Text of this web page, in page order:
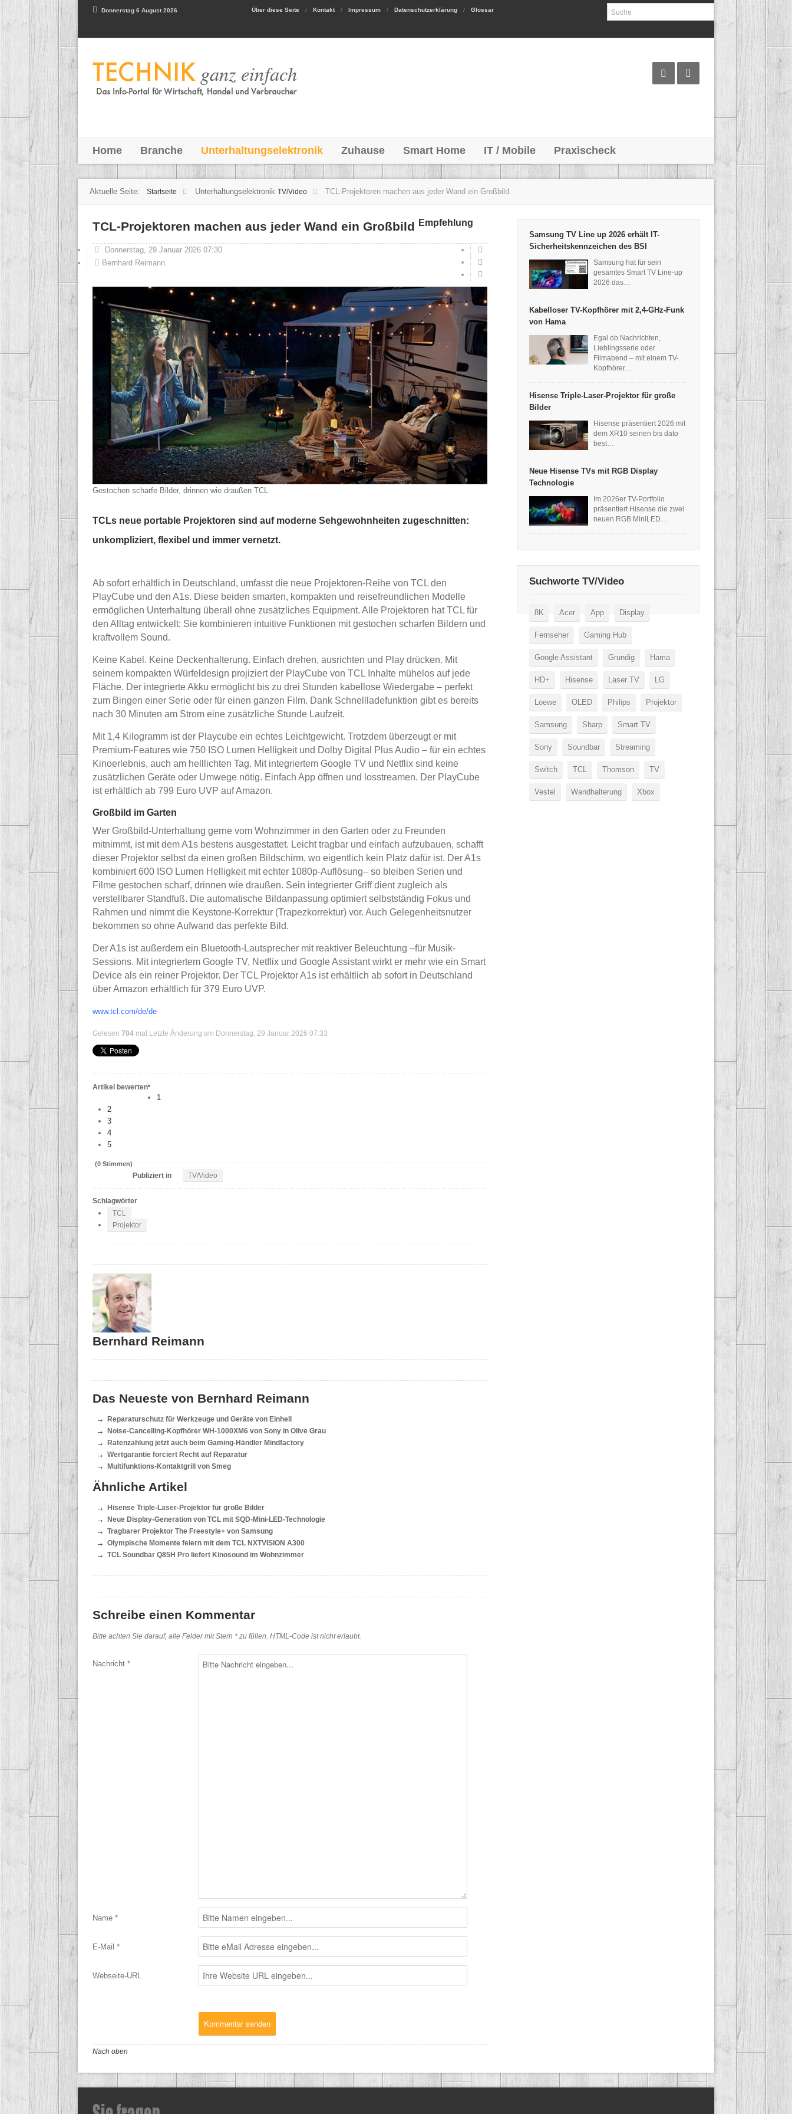
Donnerstag 6 August 2026 Über diese Seite Kontakt Impressum Datenschutzerklärung Glossar
Home Branche Unterhaltungselektronik Zuhause Smart Home IT / Mobile Praxischeck
Aktuelle Seite: Startseite Unterhaltungselektronik TV/Video TCL-Projektoren machen aus jeder Wand ein Großbild
TCL-Projektoren machen aus jeder Wand ein Großbild Empfehlung
Donnerstag, 29 Januar 2026 07:30
Bernhard Reimann
Gestochen scharfe Bilder, drinnen wie draußen TCL
TCLs neue portable Projektoren sind auf moderne Sehgewohnheiten zugeschnitten:
unkompliziert, flexibel und immer vernetzt.
Ab sofort erhältlich in Deutschland, umfasst die neue Projektoren-Reihe von TCL den
PlayCube und den A1s. Diese beiden smarten, kompakten und reisefreundlichen Modelle
ermöglichen Unterhaltung überall ohne zusätzliches Equipment. Alle Projektoren hat TCL für
den Alltag entwickelt: Sie kombinieren intuitive Funktionen mit gestochen scharfen Bildern und
kraftvollem Sound.
Keine Kabel. Keine Deckenhalterung. Einfach drehen, ausrichten und Play drücken. Mit
seinem kompakten Würfeldesign projiziert der PlayCube von TCL Inhalte mühelos auf jede
Fläche. Der integrierte Akku ermöglicht bis zu drei Stunden kabellose Wiedergabe – perfekt
zum Bingen einer Serie oder für einen ganzen Film. Dank Schnellladefunktion gibt es bereits
nach 30 Minuten am Strom eine zusätzliche Stunde Laufzeit.
Mit 1,4 Kilogramm ist der Playcube ein echtes Leichtgewicht. Trotzdem überzeugt er mit
Premium-Features wie 750 ISO Lumen Helligkeit und Dolby Digital Plus Audio – für ein echtes
Kinoerlebnis, auch am helllichten Tag. Mit integriertem Google TV und Netflix sind keine
zusätzlichen Geräte oder Umwege nötig. Einfach App öffnen und losstreamen. Der PlayCube
ist erhältlich ab 799 Euro UVP auf Amazon.
Großbild im Garten
Wer Großbild-Unterhaltung gerne vom Wohnzimmer in den Garten oder zu Freunden
mitnimmt, ist mit dem A1s bestens ausgestattet. Leicht tragbar und einfach aufzubauen, schafft
dieser Projektor selbst da einen großen Bildschirm, wo eigentlich kein Platz dafür ist. Der A1s
kombiniert 600 ISO Lumen Helligkeit mit echter 1080p-Auflösung– so bleiben Serien und
Filme gestochen scharf, drinnen wie draußen. Sein integrierter Griff dient zugleich als
verstellbarer Standfuß. Die automatische Bildanpassung optimiert selbstständig Fokus und
Rahmen und nimmt die Keystone-Korrektur (Trapezkorrektur) vor. Auch Gelegenheitsnutzer
bekommen so ohne Aufwand das perfekte Bild.
Der A1s ist außerdem ein Bluetooth-Lautsprecher mit reaktiver Beleuchtung –für Musik-
Sessions. Mit integriertem Google TV, Netflix und Google Assistant wirkt er mehr wie ein Smart
Device als ein reiner Projektor. Der TCL Projektor A1s ist erhältlich ab sofort in Deutschland
über Amazon erhältlich für 379 Euro UVP.
www.tcl.com/de/de
Gelesen 704 mal Letzte Änderung am Donnerstag, 29 Januar 2026 07:33
Artikel bewerten
1
2
3
4
5
(0 Stimmen)
Publiziert in TV/Video
Schlagwörter
TCL
Projektor
Bernhard Reimann
Das Neueste von Bernhard Reimann
Reparaturschutz für Werkzeuge und Geräte von Einhell
Noise-Cancelling-Kopfhörer WH-1000XM6 von Sony in Olive Grau
Ratenzahlung jetzt auch beim Gaming-Händler Mindfactory
Wertgarantie forciert Recht auf Reparatur
Multifunktions-Kontaktgrill von Smeg
Ähnliche Artikel
Hisense Triple-Laser-Projektor für große Bilder
Neue Display-Generation von TCL mit SQD-Mini-LED-Technologie
Tragbarer Projektor The Freestyle+ von Samsung
Olympische Momente feiern mit dem TCL NXTVISION A300
TCL Soundbar Q85H Pro liefert Kinosound im Wohnzimmer
Schreibe einen Kommentar
Bitte achten Sie darauf, alle Felder mit Stern * zu füllen. HTML-Code ist nicht erlaubt.
Nachricht *
Name *
E-Mail *
Webseite-URL
Nach oben
Samsung TV Line up 2026 erhält IT-
Sicherheitskennzeichen des BSI
Samsung hat für sein
gesamtes Smart TV Line-up
2026 das…
Kabelloser TV-Kopfhörer mit 2,4-GHz-Funk
von Hama
Egal ob Nachrichten,
Lieblingsserie oder
Filmabend – mit einem TV-
Kopfhörer…
Hisense Triple-Laser-Projektor für große
Bilder
Hisense präsentiert 2026 mit
dem XR10 seinen bis dato
best…
Neue Hisense TVs mit RGB Display
Technologie
Im 2026er TV-Portfolio
präsentiert Hisense die zwei
neuen RGB MiniLED…
Suchworte TV/Video
8K Acer App Display
Fernseher Gaming Hub
Google Assistant Grundig Hama
HD+ Hisense Laser TV LG
Loewe OLED Philips Projektor
Samsung Sharp Smart TV
Sony Soundbar Streaming
Switch TCL Thomson TV
Vestel Wandhalterung Xbox